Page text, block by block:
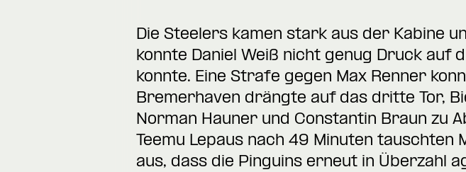
Die Steelers kamen stark aus der Kabine
konnte Daniel Weiß nicht genug Druck auf
konnte. Eine Strafe gegen Max Renner
Bremerhaven drängte auf das dritte Tor,
Norman Hauner und Constantin Braun zu
Teemu Lepaus nach 49 Minuten tauschten
aus, dass die Pinguins erneut in Überzahl